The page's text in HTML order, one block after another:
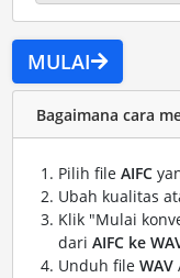
MULAI
Bagaimana cara
Pilih file AIFC
Ubah kualitas
Klik "Mulai
dari AIFC ke
Unduh file WAV